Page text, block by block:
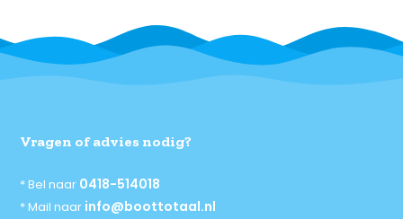
Vragen of advies nodig?
* Bel naar 0418-514018
* Mail naar info@boottotaal.nl